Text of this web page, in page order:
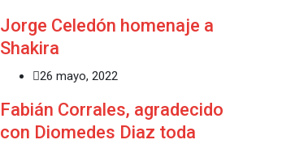
Jorge Celedón homenaje a
Shakira
26 mayo, 2022
Fabián Corrales, agradecido
con Diomedes Diaz toda